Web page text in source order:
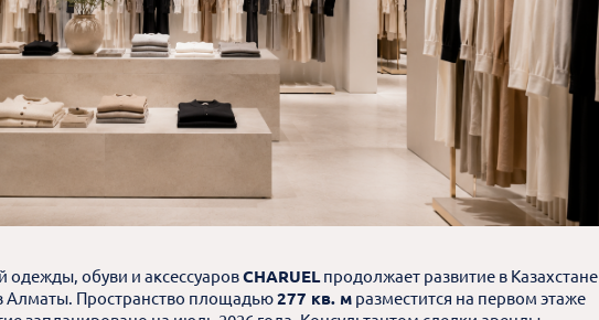
одежды, обуви и аксессуаровCHARUELпродолжает развитие в Казахстане
Алматы. Пространство площадью277 кв. м разместится на первом этаже